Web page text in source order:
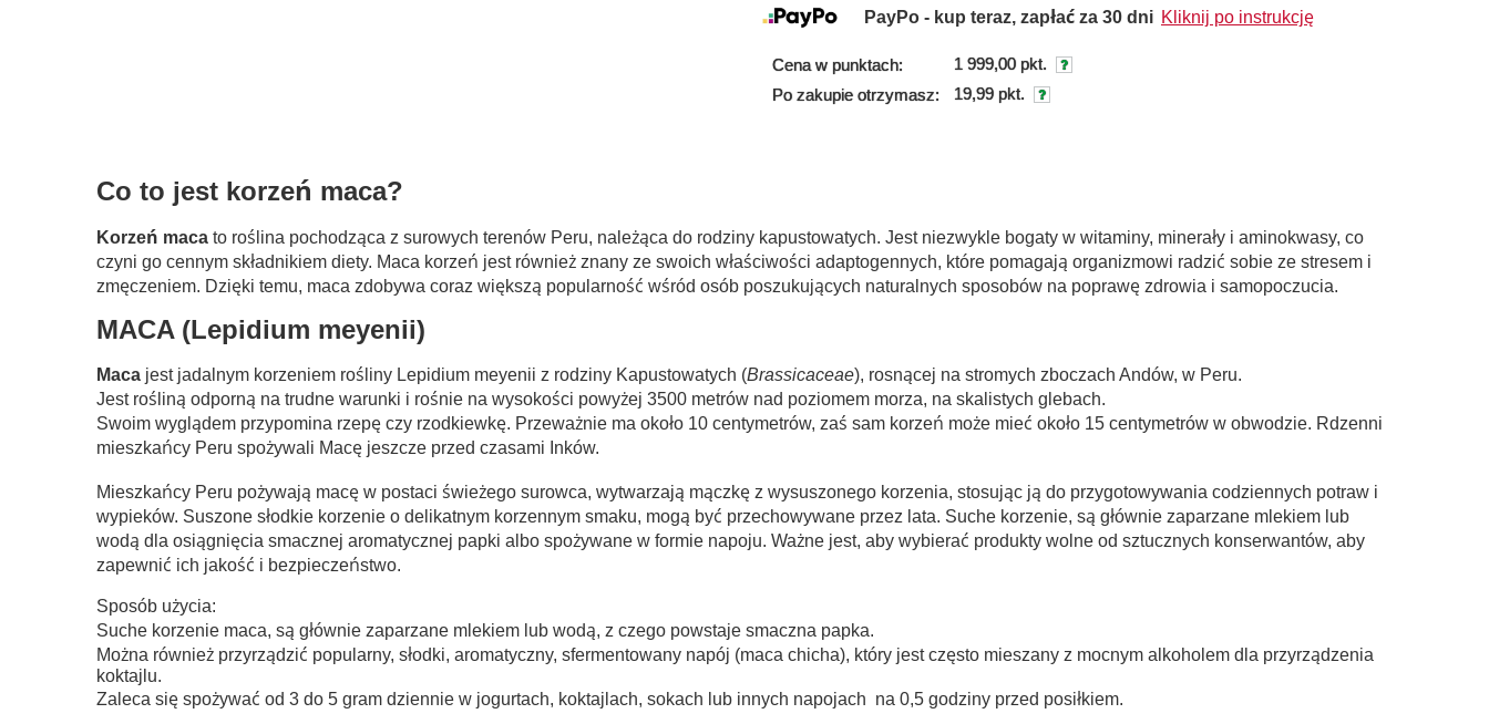
PayPo - kup teraz, zapłać za 30 dni Kliknij po instrukcję
Cena w punktach:
1 999,00 pkt.
Po zakupie otrzymasz:
19,99 pkt.
Co to jest korzeń maca?
Korzeń maca to roślina pochodząca z surowych terenów Peru, należąca do rodziny kapustowatych. Jest niezwykle bogaty w witaminy, minerały i aminokwasy, co
czyni go cennym składnikiem diety. Maca korzeń jest również znany ze swoich właściwości adaptogennych, które pomagają organizmowi radzić sobie ze stresem i
zmęczeniem. Dzięki temu, maca zdobywa coraz większą popularność wśród osób poszukujących naturalnych sposobów na poprawę zdrowia i samopoczucia.
MACA (Lepidium meyenii)
Maca jest jadalnym korzeniem rośliny Lepidium meyenii z rodziny Kapustowatych (Brassicaceae), rosnącej na stromych zboczach Andów, w Peru.
Jest rośliną odporną na trudne warunki i rośnie na wysokości powyżej 3500 metrów nad poziomem morza, na skalistych glebach.
Swoim wyglądem przypomina rzepę czy rzodkiewkę. Przeważnie ma około 10 centymetrów, zaś sam korzeń może mieć około 15 centymetrów w obwodzie. Rdzenni
mieszkańcy Peru spożywali Macę jeszcze przed czasami Inków.
Mieszkańcy Peru pożywają macę w postaci świeżego surowca, wytwarzają mączkę z wysuszonego korzenia, stosując ją do przygotowywania codziennych potraw i
wypieków. Suszone słodkie korzenie o delikatnym korzennym smaku, mogą być przechowywane przez lata. Suche korzenie, są głównie zaparzane mlekiem lub
wodą dla osiągnięcia smacznej aromatycznej papki albo spożywane w formie napoju. Ważne jest, aby wybierać produkty wolne od sztucznych konserwantów, aby
zapewnić ich jakość i bezpieczeństwo.
Sposób użycia:
Suche korzenie maca, są głównie zaparzane mlekiem lub wodą, z czego powstaje smaczna papka.
Można również przyrządzić popularny, słodki, aromatyczny, sfermentowany napój (maca chicha), który jest często mieszany z mocnym alkoholem dla przyrządzenia
koktajlu.
Zaleca się spożywać od 3 do 5 gram dziennie w jogurtach, koktajlach, sokach lub innych napojach na 0,5 godziny przed posiłkiem.